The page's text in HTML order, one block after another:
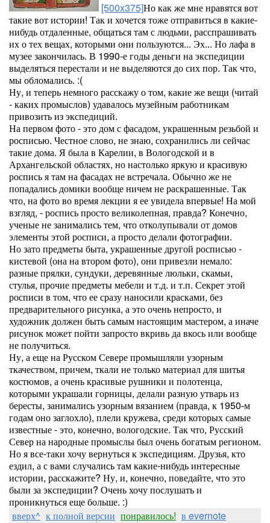
[500x375]Но как же мне нравятся вот
такие вот истории! Так и хочется тоже отправиться в какие-
нибудь отдаленные, общаться там с людьми, расспрашивать
их о тех вещах, которыми они пользуются... Эх... Но лафа в
музее закончилась. В 1990-е годы деньги на экспедиции
выделяться перестали и не выделяются до сих пор. Так что,
мы обломались. :(
Ну, и теперь немного расскажу о том, какие же вещи (читай
- каких промыслов) удавалось музейным работникам
привозить из экспедиций.
На первом фото - это дом с фасадом, украшенным резьбой и
росписью. Честное слово, не знаю, сохранились ли сейчас
такие дома. Я была в Карелии, в Вологодской и в
Архангельской областях, но настолько яркую и красивую
роспись я там на фасадах не встречала. Обычно же не
попадались домики вообще ничем не раскрашенные. Так
что, на фото во время лекции я ее увидела впервые! На мой
взгляд, - роспись просто великолепная, правда? Конечно,
ученые не занимались тем, что отколупывали от домов
элементы этой росписи, а просто делали фотографии.
Но зато предметы быта, украшенные другой росписью -
кистевой (она на втором фото), они привезли немало:
разные прялки, сундуки, деревянные люльки, скамьи,
стулья, прочие предметы мебели и т.д. и т.п. Секрет этой
росписи в том, что ее сразу наносили красками, без
предварительного рисунка, а это очень непросто, и
художник должен быть самым настоящим мастером, а иначе
рисунок может пойти запросто вкривь да вкось или вообще
не получиться.
Ну, а еще на Русском Севере промышляли узорным
ткачеством, причем, ткали не только материал для шитья
костюмов, а очень красивые рушники и полотенца,
которыми украшали горницы, делали разную утварь из
бересты, занимались узорным вязанием (правда, к 1950-м
годам оно заглохло), плели кружева, среди которых самые
известные - это, конечно, вологодские. Так что, Русский
Север на народные промыслы был очень богатым регионом.
Но я все-таки хочу вернуться к экспедициям. Друзья, кто
ездил, а с вами случались там какие-нибудь интересные
истории, расскажите? Ну, и, конечно, поведайте, что это
были за экспедиции? Очень хочу послушать и
проникнуться еще больше. :)
вверх^ к полной версии понравилось! в evernote